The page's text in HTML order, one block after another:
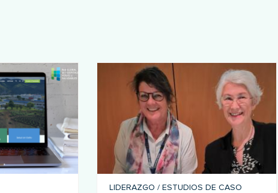
LIDERAZGO / ESTUDIOS DE CASO